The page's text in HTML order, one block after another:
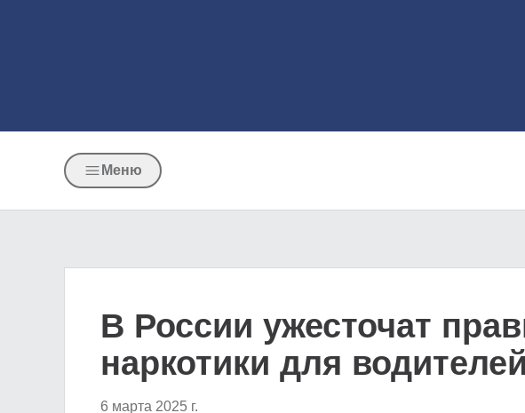
Меню
В России ужесточат
наркотики для водителей
6 марта 2025 г.